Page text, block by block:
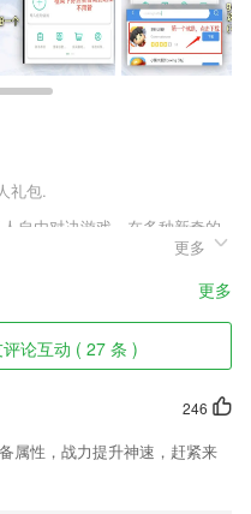
礼包.
自由对决游戏，在多种新奇的
实力轻松提升，更多新奇的玩
玩法，为你带来更多的提升空
实际答题时间均和实际考试一
以及收徒弟的方式赚钱，福利多
更多
更多
论互动 ( 27 条 )
246
属性，战力提升神速，赶紧来